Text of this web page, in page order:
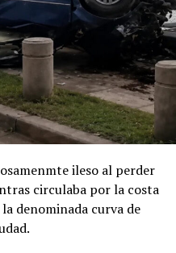
ileso al perder
circulaba por la costa
denominada curva de